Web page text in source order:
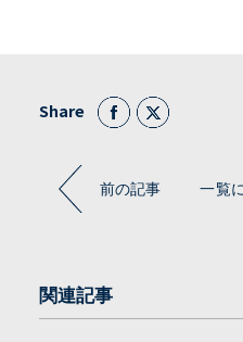
Share
前の記事 一覧
関連記事